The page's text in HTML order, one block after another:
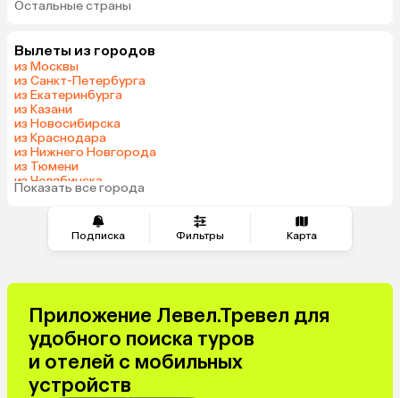
Подписка Фильтры Карта
Вьетнам
Армения
Казахстан
Узбекистан
Катар
Гонконг
Таджикистан
Остальные страны
Вылеты из городов
из Москвы
из Санкт-Петербурга
из Екатеринбурга
из Казани
из Новосибирска
из Краснодара
из Нижнего Новгорода
из Тюмени
из Челябинска
из Минеральных Вод
Показать все города
Приложение Левел.Тревел для
удобного поиска туров
и отелей с мобильных
устройств